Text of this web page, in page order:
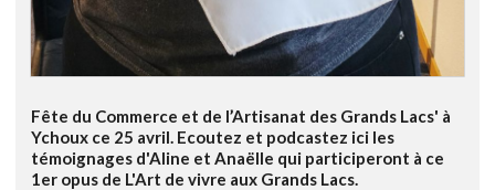
Fête du Commerce et de l’Artisanat des Grands Lacs' à
Ychoux ce 25 avril. Ecoutez et podcastez ici les
témoignages d'Aline et Anaëlle qui participeront à ce
1er opus de L'Art de vivre aux Grands Lacs.